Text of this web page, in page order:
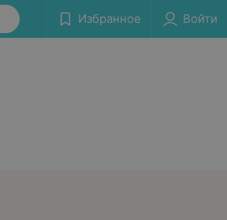
Избранное Войти